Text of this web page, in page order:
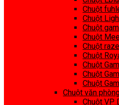
Chuột
Chuột
Chuột
Chuột
Chuột
Chuột
Chuột
Chuột
Chuột
Chuột văn
Chuột VP